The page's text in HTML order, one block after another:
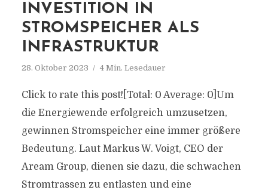
INVESTITION IN
STROMSPEICHER ALS
INFRASTRUKTUR
28. Oktober 2023 4 Min. Lesedauer
Click to rate this post![Total: 0 Average: 0]Um
die Energiewende erfolgreich umzusetzen,
gewinnen Stromspeicher eine immer größere
Bedeutung. Laut Markus W. Voigt, CEO der
Aream Group, dienen sie dazu, die schwachen
Stromtrassen zu entlasten und eine